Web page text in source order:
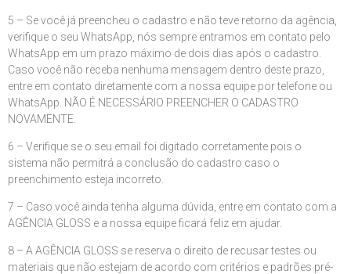
5 – Se você já preencheu o cadastro e não teve retorno da agência,
verifique o seu WhatsApp, nós sempre entramos em contato pelo
WhatsApp em um prazo máximo de dois dias após o cadastro.
Caso você não receba nenhuma mensagem dentro deste prazo,
entre em contato diretamente com a nossa equipe por telefone ou
WhatsApp. NÃO É NECESSÁRIO PREENCHER O CADASTRO
NOVAMENTE.
6 – Verifique se o seu email foi digitado corretamente pois o
sistema não permitrá a conclusão do cadastro caso o
preenchimento esteja incorreto.
7 – Caso você ainda tenha alguma dúvida, entre em contato com a
AGÊNCIA GLOSS e a nossa equipe ficará feliz em ajudar.
8 – A AGÊNCIA GLOSS se reserva o direito de recusar testes ou
materiais que não estejam de acordo com critérios e padrões pré-